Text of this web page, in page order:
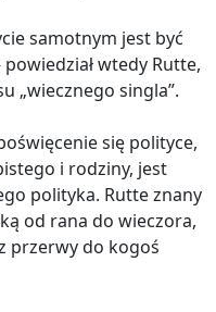
samotnym jest być
wtedy Rutte,
„wiecznego singla”.
się polityce,
i rodziny, jest
polityka. Rutte znany
od rana do wieczora,
przerwy do kogoś